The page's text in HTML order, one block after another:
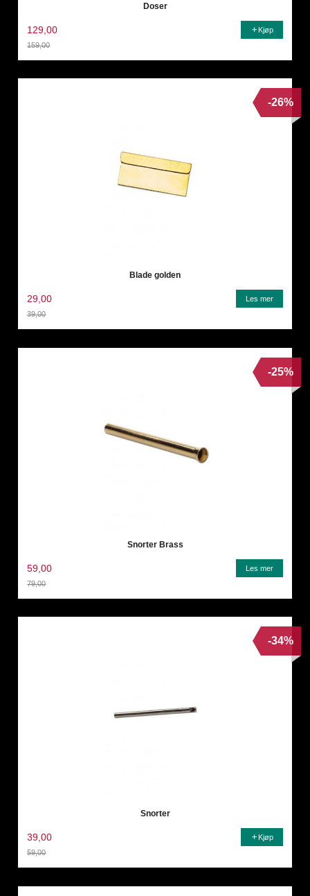
Doser
129,00
159,00
Kjøp
Blade golden
29,00
39,00
Rabatt
-26%
Les mer
Snorter Brass
59,00
79,00
-25%
Les mer
Snorter
39,00
59,00
Rabatt
-34%
Kjøp